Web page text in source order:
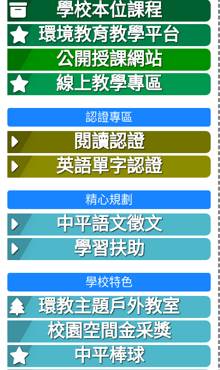
學校本位課程
環境教育教學平台
公開授課網站
線上教學專區
認證專區
閱讀認證
英語單字認證
精心規劃
中平語文徵文
學習扶助
學校特色
環教主題戶外教室
校園空間金采獎
中平棒球